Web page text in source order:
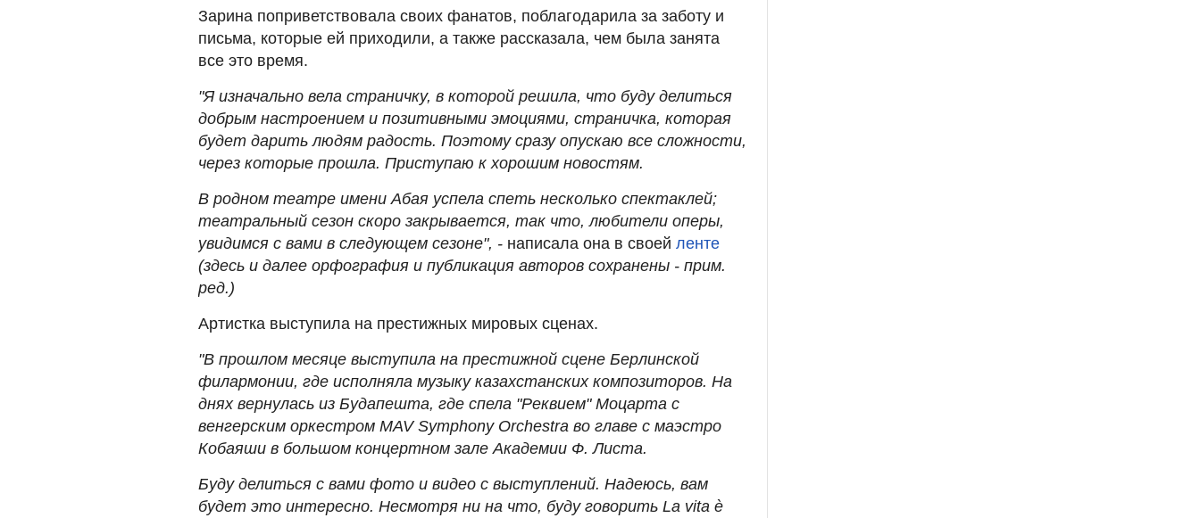
Зарина поприветствовала своих фанатов, поблагодарила за заботу и
письма, которые ей приходили, а также рассказала, чем была занята
все это время.
"Я изначально вела страничку, в которой решила, что буду делиться
добрым настроением и позитивными эмоциями, страничка, которая
будет дарить людям радость. Поэтому сразу опускаю все сложности,
через которые прошла. Приступаю к хорошим новостям.
В родном театре имени Абая успела спеть несколько спектаклей;
театральный сезон скоро закрывается, так что, любители оперы,
увидимся с вами в следующем сезоне", - написала она в своей ленте
(здесь и далее орфография и публикация авторов сохранены - прим.
ред.)
Артистка выступила на престижных мировых сценах.
"В прошлом месяце выступила на престижной сцене Берлинской
филармонии, где исполняла музыку казахстанских композиторов. На
днях вернулась из Будапешта, где спела "Реквием" Моцарта с
венгерским оркестром MAV Symphony Orchestra во главе с маэстро
Кобаяши в большом концертном зале Академии Ф. Листа.
Буду делиться с вами фото и видео с выступлений. Надеюсь, вам
будет это интересно. Несмотря ни на что, буду говорить La vita è